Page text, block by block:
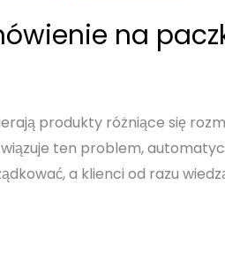
na
produkty różniące się
ten problem,
a klienci od razu